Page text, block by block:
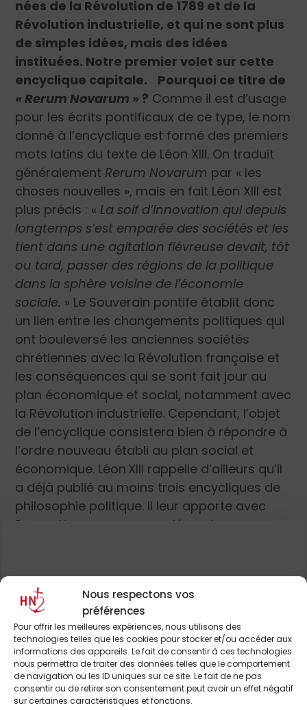
Nous respectons vos
préférences
Pour offrir les meilleures expériences, nous utilisons des
technologies telles que les cookies pour stocker et/ou accéder aux
informations des appareils. Le fait de consentir à ces technologies
nous permettra de traiter des données telles que le comportement
de navigation ou les ID uniques sur ce site. Le fait de ne pas
consentir ou de retirer son consentement peut avoir un effet négatif
sur certaines caractéristiques et fonctions.
nées de la Révolution de 1789 et de la
Révolution industrielle, et qui ne sont plus
de simples idées, mais des idées
instituées. Notre premier volet sur cette
encyclique capitale.
Pourquoi ce titre de
« Rerum Novarum » ? Comme il est d’usage
pour les écrits pontificaux de ce type, le nom
donné à l’encyclique est formé des premiers
mots latins du texte de Léon XIII. On traduit
généralement Rerum Novarum par « les
choses nouvelles », mais en fait Léon XIII est
plus précis : « La soif d’innovation qui depuis
longtemps s’est emparée des sociétés et les
tient dans une agitation fiévreuse devait, tôt
ou tard, passer des régions de la politique
dans la sphère voisine de l’économie
sociale. » Le Souverain pontife établit donc
un lien entre les changements politiques qui
ont bouleversé les anciennes sociétés
chrétiennes avec la Révolution française et
les conséquences qui se sont fait jour au
plan économique et social, notamment avec
la Révolution industrielle. Cependant, l’objet
de l’encyclique consistera bien à répondre à
l’ordre nouveau établi au plan social et
économique. Léon XIII rappelle d’ailleurs qu’il
a déjà publié au moins trois encycliques de
philosophie politique. Il leur apporte avec
Rerum Novarum un complément parce que «
rapports entre patrons et ouvriers se sont
modifiés. La richesse a afflué entre les mains
d’un petit nombre et la multitude a été
laissée dans l’indigence. Les ouvriers ont
conçu une opinion plus haute d’eux-
mêmes et ont contracté entre eux une
union plus intime. Tous ces faits, sans parler
Pour continuer à lire cet
article
et de nombreux autres
ABONNEZ-VOUS DÈS À